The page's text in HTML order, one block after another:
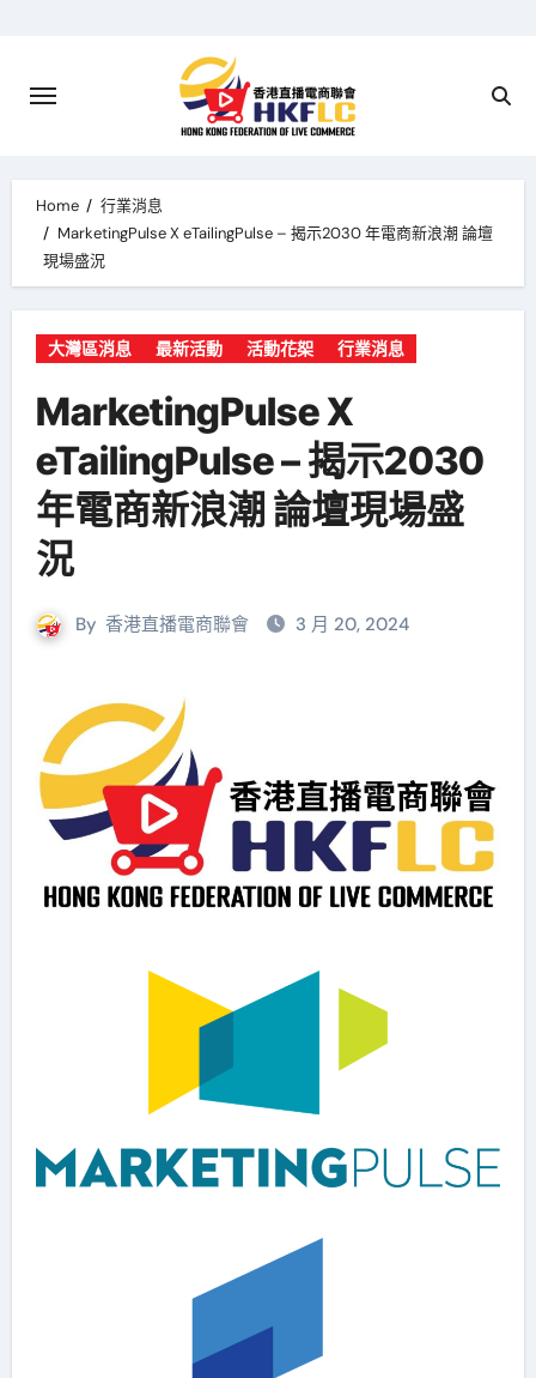
content
Home
行業消息
MarketingPulse X eTailingPulse – 揭示2030 年電商新浪潮 論壇
現場盛況
大灣區消息 最新活動 活動花桇 行業消息
MarketingPulse X
eTailingPulse – 揭示2030
年電商新浪潮 論壇現場盛
況
By 香港直播電商聯會 3 月 20, 2024